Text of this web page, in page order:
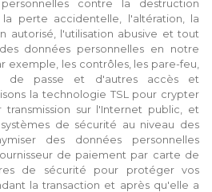
contre la destruction
perte accidentelle, l'altération, la
autorisé, l'utilisation abusive et tout
données personnelles en notre
exemple, les contrôles, les pare-feu,
de passe et d'autres accès et
la technologie TSL pour crypter
sur l'Internet public, et
de sécurité au niveau des
des données personnelles
de paiement par carte de
de sécurité pour protéger vos
la transaction et après qu'elle a